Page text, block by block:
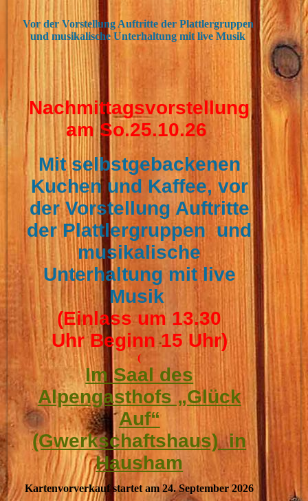
Vor der Vorstellung Auftritte der Plattlergruppen
und musikalische Unterhaltung mit live Musik
Nachmittagsvorstellung
am So.25.10.26
Mit selbstgebackenen
Kuchen und Kaffee, vor
der Vorstellung Auftritte
der Plattlergruppen und
musikalische
Unterhaltung mit live
Musik
(Einlass um 13.30
UhrBeginn 15 Uhr)
(
Im Saal des
Alpengasthofs „Glück
Auf“
(Gwerkschaftshaus) in
Hausham
Kartenvorverkauf startet am 24. September 2026